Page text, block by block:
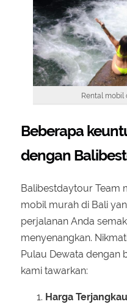
Rental mobil
Beberapa
dengan
Balibestdaytour Team
mobil murah di Bali
perjalanan Anda
menyenangkan.
Pulau Dewata dengan
kami tawarkan:
Harga Terjangkau